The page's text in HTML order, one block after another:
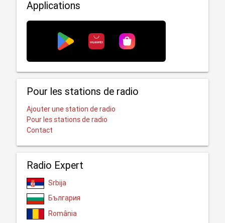
Applications
Pour les stations de radio
Ajouter une station de radio
Pour les stations de radio
Contact
Radio Expert
Srbija
България
România